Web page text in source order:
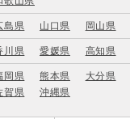
島県 山口県 岡山県
川県 愛媛県 高知県
岡県 熊本県 大分県
賀県
沖縄県